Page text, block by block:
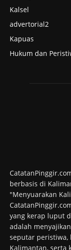
Kalsel
advertorial2
Kapuas
Hukum dan
berbasis di
"Menyuarakan
yang kerap luput
adalah
seputar peristiwa,
Kalimantan, serta